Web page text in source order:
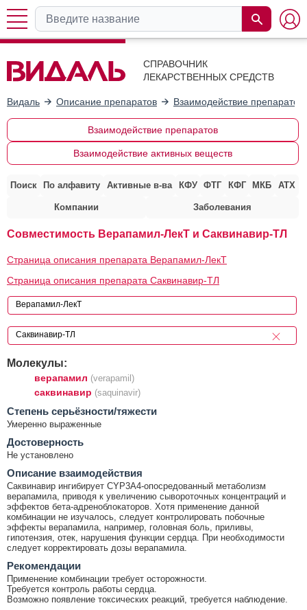
СПРАВОЧНИК
ЛЕКАРСТВЕННЫХ СРЕДСТВ
Видаль Описание препаратов Взаимодействие препаратов
Взаимодействие препаратов
Взаимодействие активных веществ
Поиск По алфавиту Активные в-ва КФУ ФТГ КФГ МКБ АТХ
Компании Заболевания
Совместимость Верапамил-ЛекТ и Саквинавир-ТЛ
Страница описания препарата Верапамил-ЛекТ
Страница описания препарата Саквинавир-ТЛ
Молекулы:
верапамил (verapamil)
саквинавир (saquinavir)
Cтепень серьёзности/тяжести
Умеренно выраженные
Достоверность
Не установлено
Описание взаимодействия
Саквинавир ингибирует CYP3A4-опосредованный метаболизм
верапамила, приводя к увеличению сывороточных концентраций и
эффектов бета-адреноблокаторов. Хотя применение данной
комбинации не изучалось, следует контролировать побочные
эффекты верапамила, например, головная боль, приливы,
гипотензия, отек, нарушения функции сердца. При необходимости
следует корректировать дозы верапамила.
Рекомендации
Применение комбинации требует осторожности.
Требуется контроль работы сердца.
Возможно появление токсических реакций, требуется наблюдение.